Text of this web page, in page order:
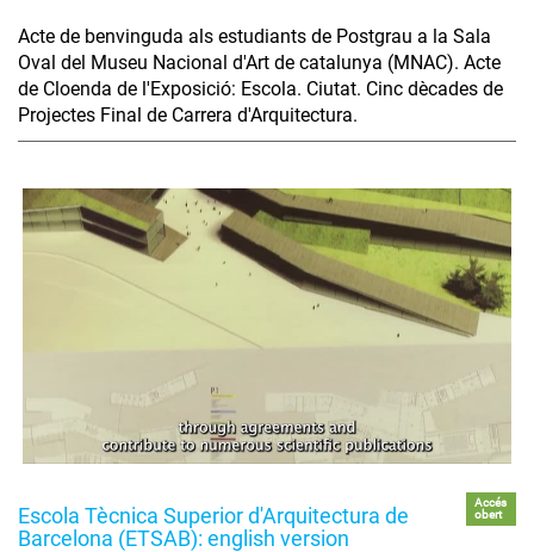
Acte de benvinguda als estudiants de Postgrau a la Sala
Oval del Museu Nacional d'Art de catalunya (MNAC). Acte
de Cloenda de l'Exposició: Escola. Ciutat. Cinc dècades de
Projectes Final de Carrera d'Arquitectura.
Escola Tècnica Superior d'Arquitectura de
Barcelona (ETSAB): english version
Accés
obert